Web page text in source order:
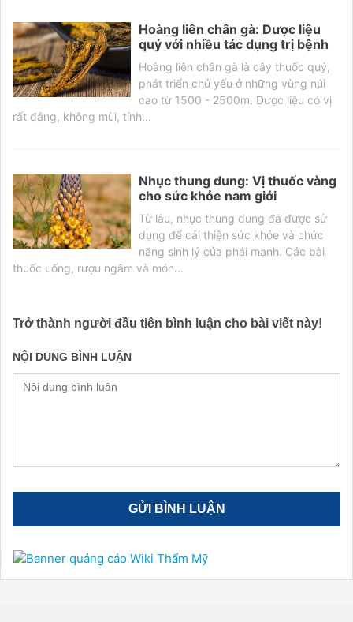
Hoàng liên chân gà: Dược liệu
quý với nhiều tác dụng trị bệnh
Hoàng liên chân gà là cây thuốc quý,
phát triển chủ yếu ở những vùng núi
cao từ 1500 - 2500m. Dược liệu có vị
rất đắng, không mùi, tính...
Nhục thung dung: Vị thuốc vàng
cho sức khỏe nam giới
Từ lâu, nhục thung dung đã được sử
dụng để cải thiện sức khỏe và chức
năng sinh lý của phái mạnh. Các bài
thuốc uống, rượu ngâm và món...
Trở thành người đầu tiên bình luận cho bài viết này!
NỘI DUNG BÌNH LUẬN